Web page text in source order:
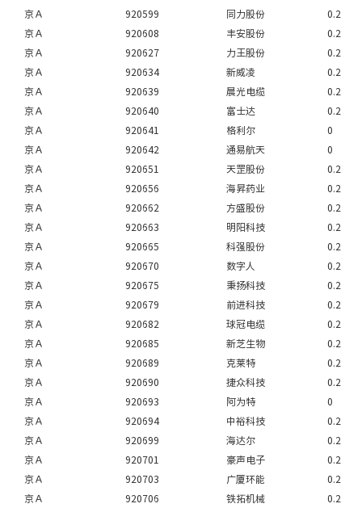
京Ａ
920599 同力股份
0.2
京Ａ
920608 丰安股份
0.2
京Ａ
920627 力王股份
0.2
京Ａ
920634 新威凌
0.2
京Ａ
920639 晨光电缆
0.2
京Ａ
920640 富士达
0.2
京Ａ
920641 格利尔
0
京Ａ
920642 通易航天
0
京Ａ
920651 天罡股份
0.2
京Ａ
920656 海昇药业
0.2
京Ａ
920662 方盛股份
0.2
京Ａ
920663 明阳科技
0.2
京Ａ
920665 科强股份
0.2
京Ａ
920670 数字人
0.2
京Ａ
920675 秉扬科技
0.2
京Ａ
920679 前进科技
0.2
京Ａ
920682 球冠电缆
0.2
京Ａ
920685 新芝生物
0.2
京Ａ
920689 克莱特
0.2
京Ａ
920690 捷众科技
0.2
京Ａ
920693 阿为特
0
京Ａ
920694 中裕科技
0.2
京Ａ
920699 海达尔
0.2
京Ａ
920701 豪声电子
0.2
京Ａ
920703 广厦环能
0.2
京Ａ
920706 铁拓机械
0.2